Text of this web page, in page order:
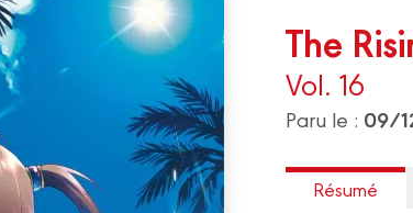
The
Vol. 16
Paru le : 09/
Résumé